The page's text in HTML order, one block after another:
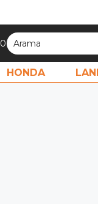
0
HONDA